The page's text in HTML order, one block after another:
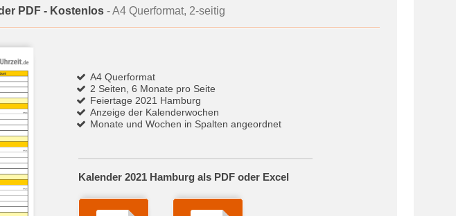
PDF - Kostenlos - A4 Querformat, 2-seitig
A4 Querformat
2 Seiten, 6 Monate pro Seite
Feiertage 2021 Hamburg
Anzeige der Kalenderwochen
Monate und Wochen in Spalten angeordnet
Kalender 2021 Hamburg als PDF oder Excel